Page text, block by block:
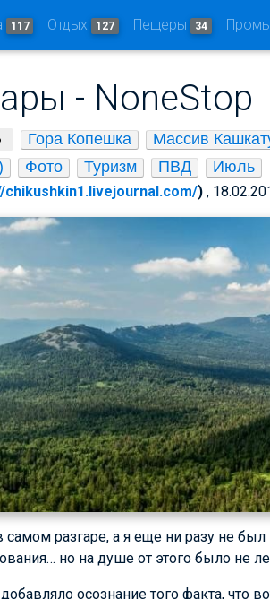
117 Отдых 127 Пещеры 34
- NoneStop
Гора Копешка Массив
Фото Туризм ПВД Июль
chikushkin1.livejournal.com/) ,
разгаре, а я еще ни разу не
но на душе от этого было не
осознание того факта,